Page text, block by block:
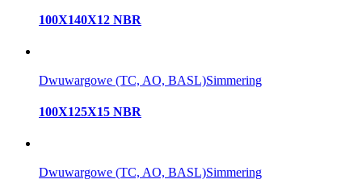
100X140X12 NBR
Dwuwargowe (TC, AO, BASL)Simmering
100X125X15 NBR
Dwuwargowe (TC, AO, BASL)Simmering